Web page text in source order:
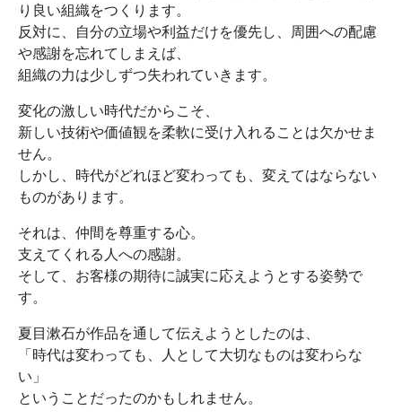
り良い組織をつくります。
反対に、自分の立場や利益だけを優先し、周囲への配慮
や感謝を忘れてしまえば、
組織の力は少しずつ失われていきます。
変化の激しい時代だからこそ、
新しい技術や価値観を柔軟に受け入れることは欠かせま
せん。
しかし、時代がどれほど変わっても、変えてはならない
ものがあります。
それは、仲間を尊重する心。
支えてくれる人への感謝。
そして、お客様の期待に誠実に応えようとする姿勢で
す。
夏目漱石が作品を通して伝えようとしたのは、
「時代は変わっても、人として大切なものは変わらな
い」
ということだったのかもしれません。